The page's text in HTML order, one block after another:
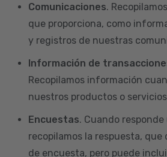
Comunicaciones.
que proporciona, como
y registros de nuestras
Información de
Recopilamos información
nuestros productos o
Encuestas. Cuando
recopilamos la respuesta, que
de encuesta, pero puede